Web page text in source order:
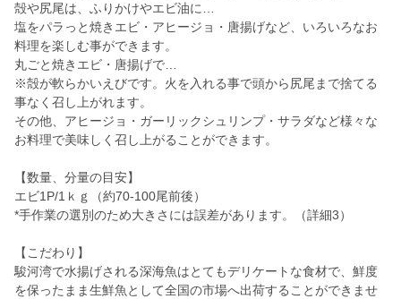
殻や尻尾は、ふりかけやエビ油に…
塩をパラっと焼きエビ・アヒージョ・唐揚げなど、いろいろなお
料理を楽しむ事ができます。
丸ごと焼きエビ・唐揚げで…
※殻が軟らかいえびです。火を入れる事で頭から尻尾まで捨てる
事なく召し上がれます。
その他、アヒージョ・ガーリックシュリンプ・サラダなど様々な
お料理で美味しく召し上がることができます。
【数量、分量の目安】
エビ1P/1ｋｇ（約70-100尾前後）
*手作業の選別のため大きさには誤差があります。（詳細3）
【こだわり】
駿河湾で水揚げされる深海魚はとてもデリケートな食材で、鮮度
を保ったまま生鮮魚として全国の市場へ出荷することができませ